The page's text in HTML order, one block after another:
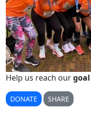
Help us reach ourgoal
DONATE SHARE